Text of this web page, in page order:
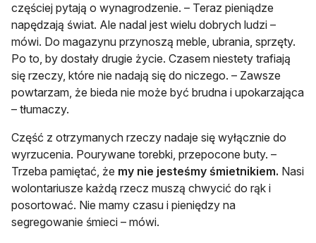
częściej pytają o wynagrodzenie. – Teraz pieniądze
napędzają świat. Ale nadal jest wielu dobrych ludzi –
mówi. Do magazynu przynoszą meble, ubrania, sprzęty.
Po to, by dostały drugie życie. Czasem niestety trafiają
się rzeczy, które nie nadają się do niczego. – Zawsze
powtarzam, że bieda nie może być brudna i upokarzająca
– tłumaczy.
Część z otrzymanych rzeczy nadaje się wyłącznie do
wyrzucenia. Pourywane torebki, przepocone buty. –
Trzeba pamiętać, że my nie jesteśmy śmietnikiem. Nasi
wolontariusze każdą rzecz muszą chwycić do rąk i
posortować. Nie mamy czasu i pieniędzy na
segregowanie śmieci – mówi.